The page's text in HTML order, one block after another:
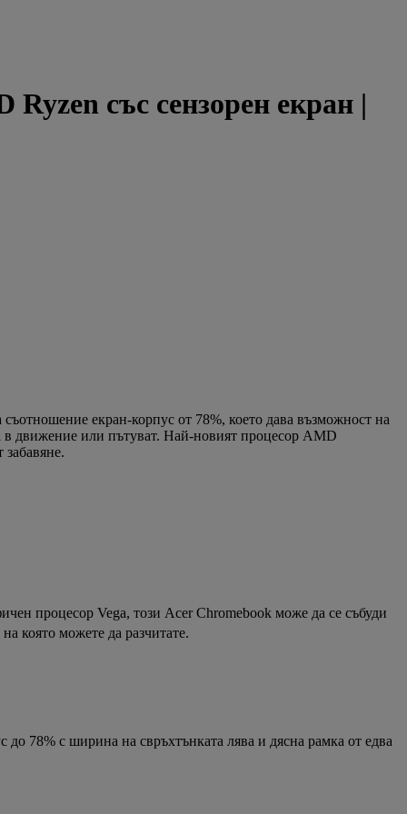
със сензорен екран |
екран-корпус от 78%, което дава възможност на
в движение или пътуват. Най-новият процесор AMD
процесор Vega, този Acer Chromebook може да се събуди
която можете да разчитате.
78% с ширина на свръхтънката лява и дясна рамка от едва